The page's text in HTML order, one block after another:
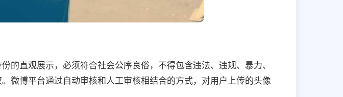
的直观展示，必须符合社会公序良俗，不得包含违法、违规、暴力、
微博平台通过自动审核和人工审核相结合的方式，对用户上传的头像